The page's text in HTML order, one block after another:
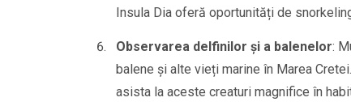
Insula Dia oferă oportunități de
Observarea delfinilor și a balenelor:
balene și alte vieți marine în Marea
asista la aceste creaturi magnifice în